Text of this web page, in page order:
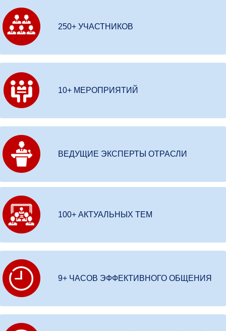
250+ УЧАСТНИКОВ
10+ МЕРОПРИЯТИЙ
ВЕДУЩИЕ ЭКСПЕРТЫ ОТРАСЛИ
100+ АКТУАЛЬНЫХ ТЕМ
9+ ЧАСОВ ЭФФЕКТИВНОГО ОБЩЕНИЯ